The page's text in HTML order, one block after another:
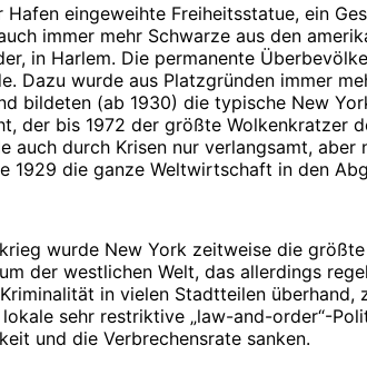
Hafen eingeweihte Freiheitsstatue, ein
immer mehr Schwarze aus den
in Harlem. Die permanente
Dazu wurde aus Platzgründen immer
bildeten (ab 1930) die typische New
der bis 1972 der größte Wolkenkratzer
auch durch Krisen nur verlangsamt,
1929 die ganze Weltwirtschaft in den
wurde New York zeitweise die
der westlichen Welt, das allerdings
in vielen Stadtteilen
sehr restriktive „law-and-order“-
und die Verbrechensrate sanken.